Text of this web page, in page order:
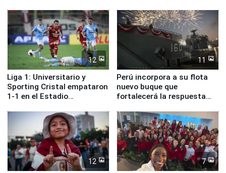
12
Liga 1: Universitario y
Sporting Cristal empataron
1-1 en el Estadio
11
Perú incorpora a su flota
nuevo buque que
fortalecerá la respuesta
12 7